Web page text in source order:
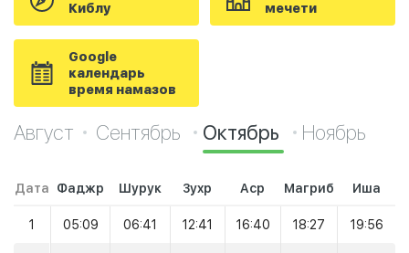
Киблу
мечети
Google
календарь
время намазов
Август Сентябрь Октябрь Ноябрь
Дата Фаджр Шурук Зухр Аср Магриб Иша
1 05:09 06:41 12:41 16:40 18:27 19:56